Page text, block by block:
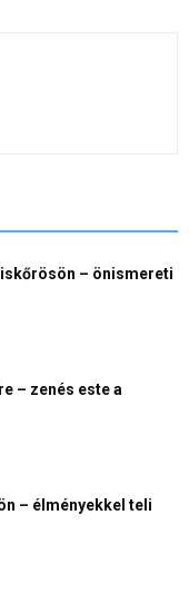
– önismereti
– zenés este a
– élményekkel teli